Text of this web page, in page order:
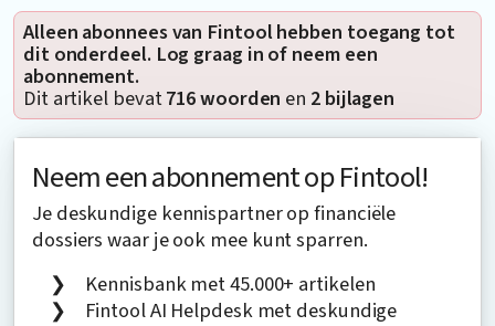
Alleen abonnees van Fintool hebben toegang tot
dit onderdeel. Log graag in of neem een
abonnement.
Dit artikel bevat716 woorden en 2 bijlagen
Neem een abonnement op Fintool!
Je deskundige kennispartner op financiële
dossiers waar je ook mee kunt sparren.
Kennisbank met 45.000+ artikelen
Fintool AI Helpdesk met deskundige